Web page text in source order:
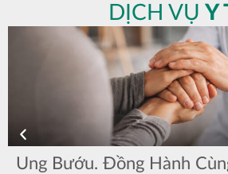
DỊCH VỤ Y
Ung Bướu. Đồng Hành